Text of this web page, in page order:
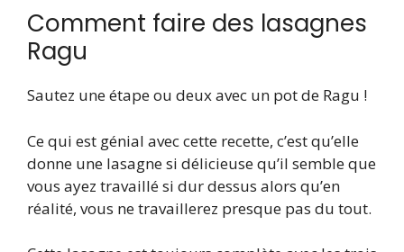
Comment faire des lasagnes
Ragu
Sautez une étape ou deux avec un pot de Ragu !
Ce qui est génial avec cette recette, c’est qu’elle
donne une lasagne si délicieuse qu’il semble que
vous ayez travaillé si dur dessus alors qu’en
réalité, vous ne travaillerez presque pas du tout.